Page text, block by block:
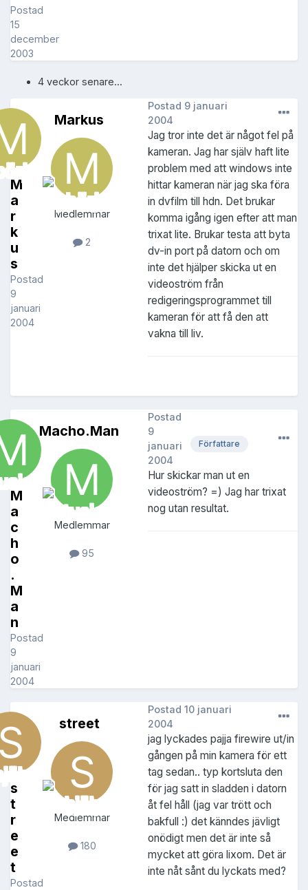
Postad
15
december
2003
4 veckor senare...
M
a
r
k
u
s
Postad
9
januari
2004
Markus
Medlemmar
2
Postad 9 januari
2004
Jag tror inte det är något fel på
kameran. Jag har själv haft lite
problem med att windows inte
hittar kameran när jag ska föra
in dvfilm till hdn. Det brukar
komma igång igen efter att man
trixat lite. Brukar testa att byta
dv-in port på datorn och om
inte det hjälper skicka ut en
videoström från
redigeringsprogrammet till
kameran för att få den att
vakna till liv.
M
a
c
h
o
.
M
a
n
Postad
9
januari
2004
Macho.Man
Medlemmar
95
Författare
Postad
9
januari
2004
Hur skickar man ut en
videoström? =) Jag har trixat
nog utan resultat.
s
t
r
e
e
t
Postad
street
Medlemmar
180
Postad 10 januari
2004
jag lyckades pajja firewire ut/in
gången på min kamera för ett
tag sedan.. typ kortsluta den
för jag satt in sladden i datorn
åt fel håll (jag var trött och
bakfull :) det känndes jävligt
onödigt men det är inte så
mycket att göra lixom. Det är
inte nåt sånt du lyckats med?